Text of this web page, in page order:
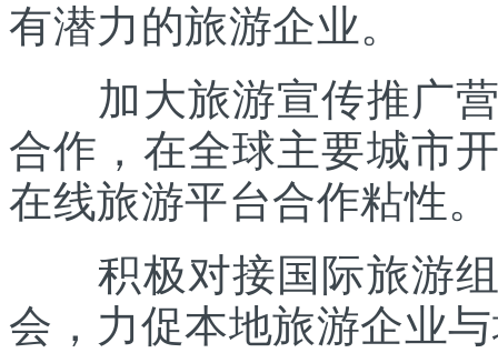
有潜力的旅游企业。
加大旅游宣传推广营
合作，在全球主要城市
在线旅游平台合作粘性。
积极对接国际旅游组
会，力促本地旅游企业